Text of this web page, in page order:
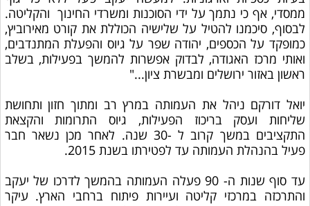
ממסדי, אף כי נתמך על ידי הסוכנות ומשרדי החינוך והקליטה.
לבסוף, סיכמנו להטיל על שלישיה הכוללת את קורט מאירוביץ,
כמופקד על הכספים, יהודה שפר על גיוס והפעלת המתנדבים,
ואותי מרכז האגודה, לבדוק אפשרות להמשך בפעילות, בשלב
ראשון באזור ירושלים ומבשרת ציון..."
יואל דורקם ניהל את העמותה במרץ רב ומתוך חזון ותחושת
שליחות ועסק בריכוז הפעילות, גיוס התרומות והקצאת
התקציבים במשך קרוב ל -30 שנה. לאחר מכן נשאר חבר
פעיל בהנהלת העמותה עד לפטירתו בשנת 2015.
עד סוף שנות ה- 90 פעלה העמותה בהמשך לדרכו של יעקב
והתרכזה במרכזי קליטה ועיירות פיתוח ברחבי הארץ. עיקר